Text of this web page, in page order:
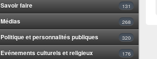
Savoir faire 131
Médias 268
Politique et personnalités publiques 320
Evénements culturels et religieux 176